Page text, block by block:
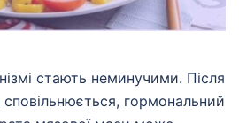
стають неминучими. Після
гормональний